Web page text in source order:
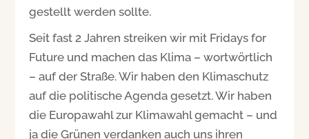
gestellt werden sollte.
Seit fast 2 Jahren streiken wir mit Fridays for
Future und machen das Klima – wortwörtlich
– auf der Straße. Wir haben den Klimaschutz
auf die politische Agenda gesetzt. Wir haben
die Europawahl zur Klimawahl gemacht – und
ja die Grünen verdanken auch uns ihren